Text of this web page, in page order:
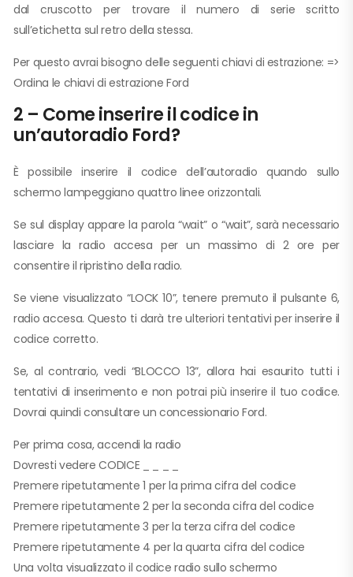
dal cruscotto per trovare il numero di serie scritto
sull’etichetta sul retro della stessa.
Per questo avrai bisogno delle seguenti chiavi di estrazione: =>
Ordina le chiavi di estrazione Ford
2 – Come inserire il codice in
un’autoradio Ford?
È possibile inserire il codice dell’autoradio quando sullo
schermo lampeggiano quattro linee orizzontali.
Se sul display appare la parola “wait” o “wait”, sarà necessario
lasciare la radio accesa per un massimo di 2 ore per
consentire il ripristino della radio.
Se viene visualizzato “LOCK 10”, tenere premuto il pulsante 6,
radio accesa. Questo ti darà tre ulteriori tentativi per inserire il
codice corretto.
Se, al contrario, vedi “BLOCCO 13”, allora hai esaurito tutti i
tentativi di inserimento e non potrai più inserire il tuo codice.
Dovrai quindi consultare un concessionario Ford.
Per prima cosa, accendi la radio
Dovresti vedere CODICE _ _ _ _
Premere ripetutamente 1 per la prima cifra del codice
Premere ripetutamente 2 per la seconda cifra del codice
Premere ripetutamente 3 per la terza cifra del codice
Premere ripetutamente 4 per la quarta cifra del codice
Una volta visualizzato il codice radio sullo schermo